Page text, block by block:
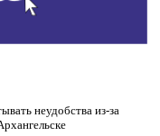
неудобства из-за